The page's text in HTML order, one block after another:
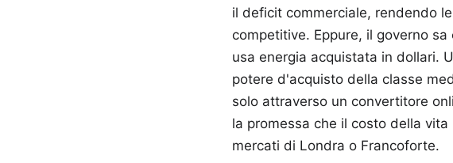
il deficit commerciale, rendendo
competitive. Eppure, il governo
usa energia acquistata in dollari.
potere d'acquisto della classe
solo attraverso un convertitore
la promessa che il costo della
mercati di Londra o Francoforte.